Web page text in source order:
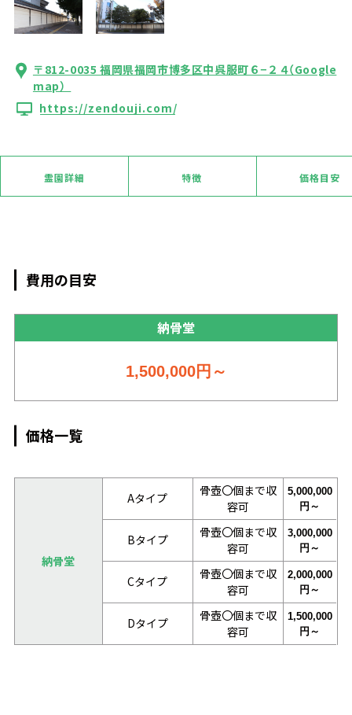
〒812-0035 福岡県福岡市博多区中呉服町６−２４（Google
map）
https://zendouji.com/
霊園詳細 特徴 価格目安
費用の目安
納骨堂
1,500,000円～
価格一覧
納骨堂
Aタイプ
骨壺〇個まで収
容可
5,000,000
円～
Bタイプ
骨壺〇個まで収
容可
3,000,000
円～
Cタイプ
骨壺〇個まで収
容可
2,000,000
円～
Dタイプ
骨壺〇個まで収
容可
1,500,000
円～